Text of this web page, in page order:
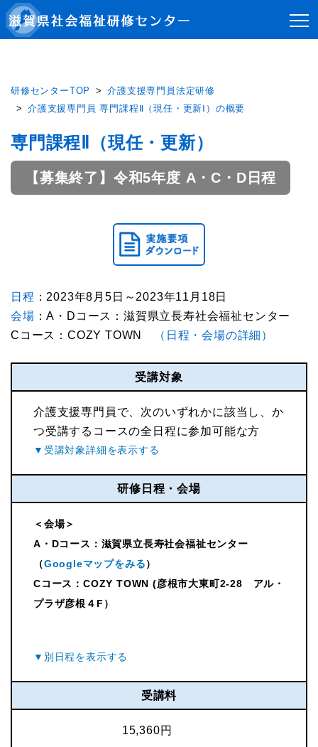
研修センターTOP
介護支援専門員法定研修
介護支援専門員 専門課程Ⅱ（現任・更新Ⅰ）の概要
専門課程Ⅱ（現任・更新）
【募集終了】令和5年度 A・C・D日程
日程 ：2023年8月5日～2023年11月18日
会場 ：A・Dコース：滋賀県立長寿社会福祉センター
Cコース：COZY TOWN
（日程・会場の詳細）
受講対象
介護支援専門員で、次のいずれかに該当し、か
つ受講するコースの全日程に参加可能な方
研修日程・会場
＜会場＞
A・Dコース：滋賀県立長寿社会福祉センター
（Googleマップをみる）
Cコース：COZY TOWN (彦根市大東町2-28 アル・
プラザ彦根４F）
受講料
15,360円